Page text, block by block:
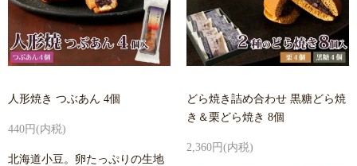
人形焼き つぶあん 4個
440円(内税)
北海道小豆。卵たっぷりの生地
どら焼き詰め合わせ 黒糖どら焼
き＆栗どら焼き 8個
2,360円(内税)